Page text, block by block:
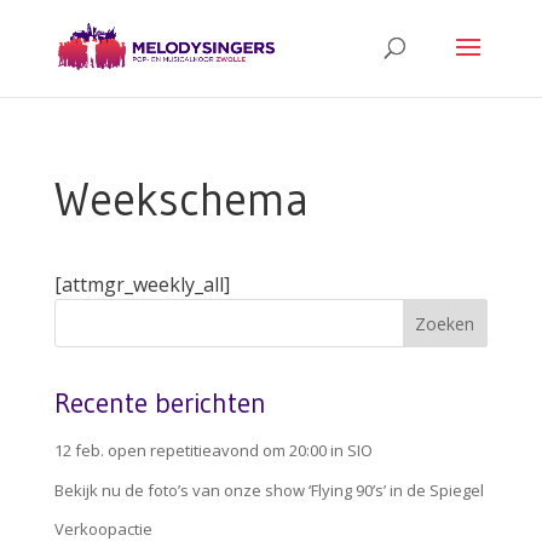
Weekschema
[attmgr_weekly_all]
Recente berichten
12 feb. open repetitieavond om 20:00 in SIO
Bekijk nu de foto’s van onze show ‘Flying 90’s’ in de Spiegel
Verkoopactie